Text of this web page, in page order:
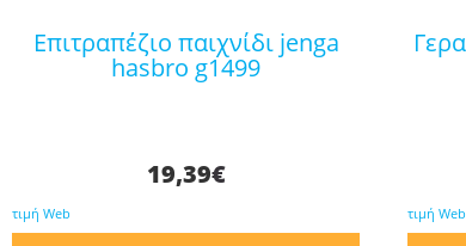
επιτραπέζιο παιχνίδι jenga
hasbro g1499
19,39€
τιμή Web
γερανος φριξιον με φωτα 687-
τιμή Web